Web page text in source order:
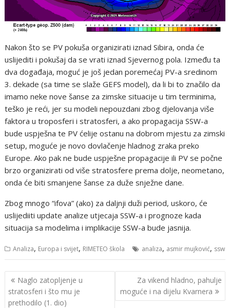
Nakon što se PV pokuša organizirati iznad Sibira, onda će
uslijediti i pokušaj da se vrati iznad Sjevernog pola. Između ta
dva događaja, moguć je još jedan poremećaj PV-a sredinom
3. dekade (sa time se slaže GEFS model), da li bi to značilo da
imamo neke nove šanse za zimske situacije u tim terminima,
teško je reći, jer su modeli nepouzdani zbog djelovanja više
faktora u troposferi i stratosferi, a ako propagacija SSW-a
bude uspješna te PV ćelije ostanu na dobrom mjestu za zimski
setup, moguće je novo dovlačenje hladnog zraka preko
Europe. Ako pak ne bude uspješne propagacije ili PV se počne
brzo organizirati od više stratosfere prema dolje, neometano,
onda će biti smanjene šanse za duže snježne dane.
Zbog mnogo “ifova” (ako) za daljnji duži period, uskoro, će
uslijediiti update analize utjecaja SSW-a i prognoze kada
situacija sa modelima i implikacije SSW-a bude jasnija.
Analiza, Europa i svijet, RIMETEO škola analiza, asmir mujković, ssw
Navigacija
objava
Naglo zatopljenje u
stratosferi i što mu je
prethodilo (1. dio)
Za vikend hladno, pahulje
moguće i na dijelu Kvarnera